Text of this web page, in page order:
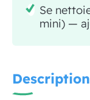
Se
mini) —
Description